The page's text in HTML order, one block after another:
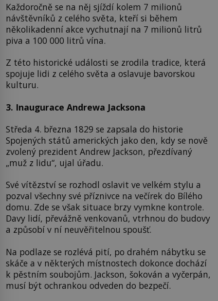
Každoročně se na něj sjíždí kolem 7 milionů
návštěvníků z celého světa, kteří si během
několikadenní akce vychutnají na 7 milionů litrů
piva a 100 000 litrů vína.
Z této historické události se zrodila tradice, která
spojuje lidi z celého světa a oslavuje bavorskou
kulturu.
3. Inaugurace Andrewa Jacksona
Středa 4. března 1829 se zapsala do historie
Spojených států amerických jako den, kdy se nově
zvolený prezident Andrew Jackson, přezdívaný
„muž z lidu“, ujal úřadu.
Své vítězství se rozhodl oslavit ve velkém stylu a
pozval všechny své příznivce na večírek do Bílého
domu. Zde se však situace brzy vymkne kontrole.
Davy lidí, převážně venkovanů, vtrhnou do budovy
a způsobí v ní neuvěřitelnou spoušť.
Na podlaze se rozlévá pití, po drahém nábytku se
skáče a v některých místnostech dokonce dochází
k pěstním soubojům. Jackson, šokován a vyčerpán,
musí být ochrankou odveden do bezpečí.